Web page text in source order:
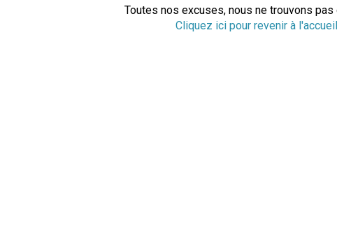
Toutes nos excuses, nous ne trouvons
Cliquez ici pour revenir à l'accueil